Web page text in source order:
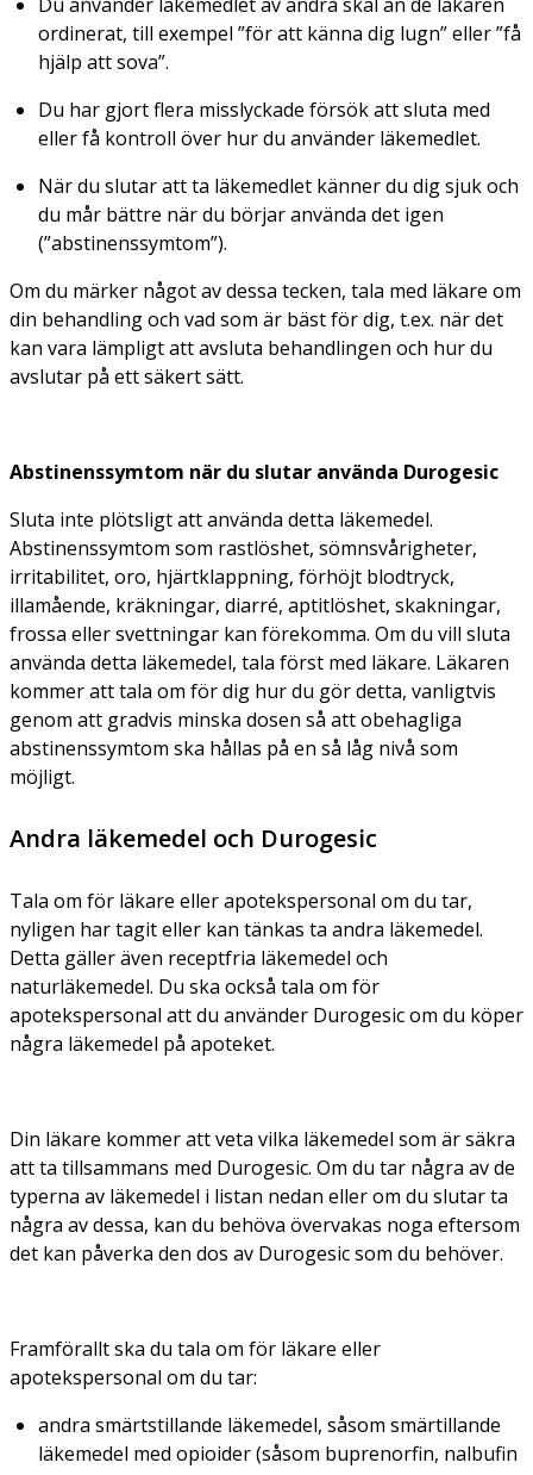
ordinerat, till exempel ”för att känna dig lugn” eller ”få
hjälp att sova”.
Du har gjort flera misslyckade försök att sluta med
eller få kontroll över hur du använder läkemedlet.
När du slutar att ta läkemedlet känner du dig sjuk och
du mår bättre när du börjar använda det igen
(”abstinenssymtom”).
Om du märker något av dessa tecken, tala med läkare om
din behandling och vad som är bäst för dig, t.ex. när det
kan vara lämpligt att avsluta behandlingen och hur du
avslutar på ett säkert sätt.
Abstinenssymtom när du slutar använda Durogesic
Sluta inte plötsligt att använda detta läkemedel.
Abstinenssymtom som rastlöshet, sömnsvårigheter,
irritabilitet, oro, hjärtklappning, förhöjt blodtryck,
illamående, kräkningar, diarré, aptitlöshet, skakningar,
frossa eller svettningar kan förekomma. Om du vill sluta
använda detta läkemedel, tala först med läkare. Läkaren
kommer att tala om för dig hur du gör detta, vanligtvis
genom att gradvis minska dosen så att obehagliga
abstinenssymtom ska hållas på en så låg nivå som
möjligt.
Andra läkemedel och Durogesic
Tala om för läkare eller apotekspersonal om du tar,
nyligen har tagit eller kan tänkas ta andra läkemedel.
Detta gäller även receptfria läkemedel och
naturläkemedel. Du ska också tala om för
apotekspersonal att du använder Durogesic om du köper
några läkemedel på apoteket.
Din läkare kommer att veta vilka läkemedel som är säkra
att ta tillsammans med Durogesic. Om du tar några av de
typerna av läkemedel i listan nedan eller om du slutar ta
några av dessa, kan du behöva övervakas noga eftersom
det kan påverka den dos av Durogesic som du behöver.
Framförallt ska du tala om för läkare eller
apotekspersonal om du tar:
andra smärtstillande läkemedel, såsom smärtillande
läkemedel med opioider (såsom buprenorfin, nalbufin